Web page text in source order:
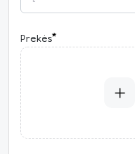
P
3
Prekės*